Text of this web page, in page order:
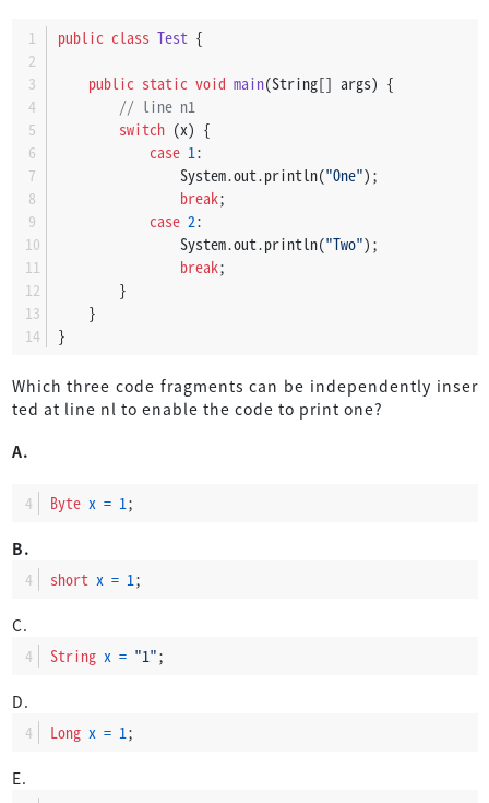
public class Test {
public static void main(String[] args) {
// line n1
switch (x) {
case 1:
                System.out.println(
"One");
break;
case 2:
                System.out.println(
"Two");
break;
        }
    }
}
Which three code fragments can be independently inser
ted at line nl to enable the code to print one?
A.
Byte x = 1 ;
B.
short x = 1 ;
C.
String x = "1";
D.
Long x = 1 ;
E.